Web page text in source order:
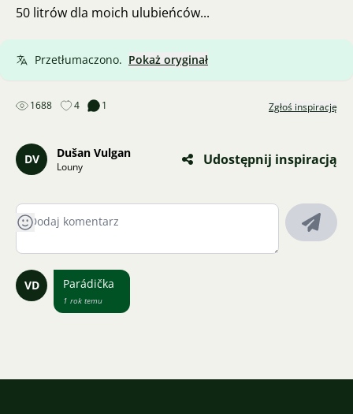
50 litrów dla moich ulubieńców...
Przetłumaczono. Pokaż oryginał
1688 4 1 Zgłoś inspirację
DV Dušan Vulgan
Louny Udostępnij inspiracją
VD Parádička
1 rok temu